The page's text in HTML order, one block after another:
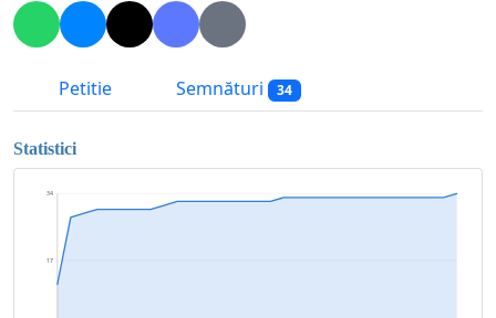
Petitie Semnături 34
Statistici
17
34